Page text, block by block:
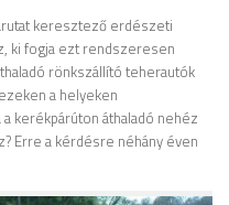
keresztező erdészeti
ki fogja ezt rendszeresen
rönkszállító teherautók
a helyeken
kerékpárúton áthaladó nehéz
Erre a kérdésre néhány éven